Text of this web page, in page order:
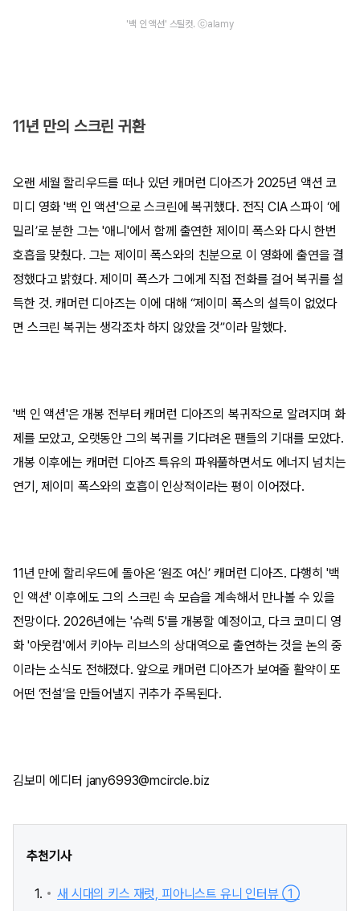
'백 인 액션' 스틸컷. ⓒalamy
11년 만의 스크린 귀환
오랜 세월 할리우드를 떠나 있던 캐머런 디아즈가 2025년 액션 코
미디 영화 '백 인 액션'으로 스크린에 복귀했다. 전직 CIA 스파이 ‘에
밀리’로 분한 그는 '애니'에서 함께 출연한 제이미 폭스와 다시 한번
호흡을 맞췄다. 그는 제이미 폭스와의 친분으로 이 영화에 출연을 결
정했다고 밝혔다. 제이미 폭스가 그에게 직접 전화를 걸어 복귀를 설
득한 것. 캐머런 디아즈는 이에 대해 “제이미 폭스의 설득이 없었다
면 스크린 복귀는 생각조차 하지 않았을 것”이라 말했다.
'백 인 액션'은 개봉 전부터 캐머런 디아즈의 복귀작으로 알려지며 화
제를 모았고, 오랫동안 그의 복귀를 기다려온 팬들의 기대를 모았다.
개봉 이후에는 캐머런 디아즈 특유의 파워풀하면서도 에너지 넘치는
연기, 제이미 폭스와의 호흡이 인상적이라는 평이 이어졌다.
11년 만에 할리우드에 돌아온 ‘원조 여신’ 캐머런 디아즈. 다행히 '백
인 액션' 이후에도 그의 스크린 속 모습을 계속해서 만나볼 수 있을
전망이다. 2026년에는 '슈렉 5'를 개봉할 예정이고, 다크 코미디 영
화 '아웃컴'에서 키아누 리브스의 상대역으로 출연하는 것을 논의 중
이라는 소식도 전해졌다. 앞으로 캐머런 디아즈가 보여줄 활약이 또
어떤 ‘전설’을 만들어낼지 귀추가 주목된다.
김보미 에디터 jany6993@mcircle.biz
추천기사
새 시대의 키스 재럿, 피아니스트 유니 인터뷰 ①